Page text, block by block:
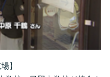
】